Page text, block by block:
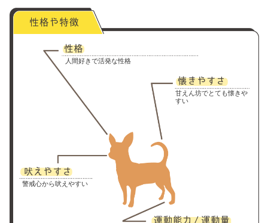
人間好きで活発な性格
甘えん坊でとても懐きや
すい
警戒心から吠えやすい